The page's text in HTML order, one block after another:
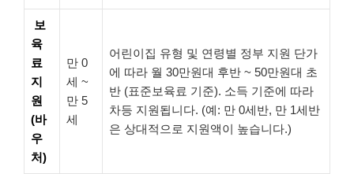
보
육
료
지
원
(바
우
처)
만 0
세 ~
만 5
세
어린이집 유형 및 연령별 정부 지원 단가
에 따라 월 30만원대 후반 ~ 50만원대 초
반 (표준보육료 기준). 소득 기준에 따라
차등 지원됩니다. (예: 만 0세반, 만 1세반
은 상대적으로 지원액이 높습니다.)